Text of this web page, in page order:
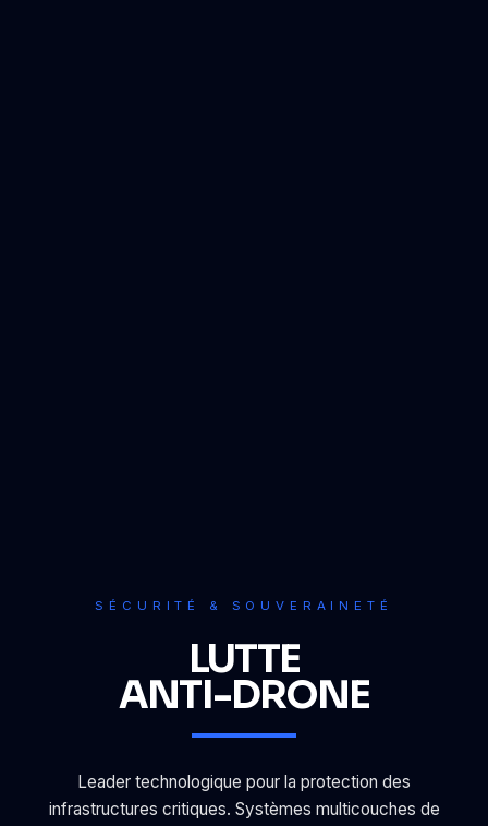
SÉCURITÉ & SOUVERAINETÉ
LUTTE
ANTI-DRONE
Leader technologique pour la protection des
infrastructures critiques. Systèmes multicouches de